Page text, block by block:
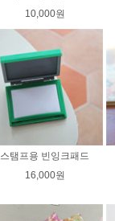
10,000원
스탬프용 빈잉크패드
16,000원